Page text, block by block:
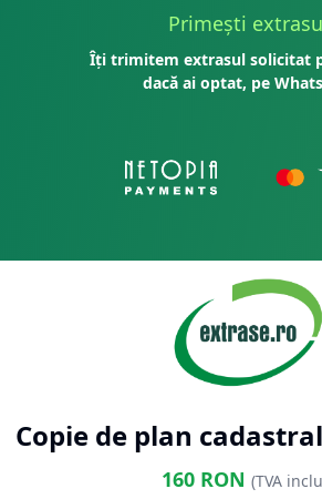
Primești
Îți trimitem extrasul solicitat
dacă ai optat, pe
Copie de plan
160RON (TVA